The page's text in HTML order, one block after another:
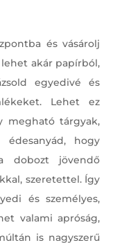
és vásárolj
akár papírból,
egyedivé és
Lehet ez
megható tárgyak,
hogy
dobozt jövendő
szeretettel. Így
és személyes,
valami apróság,
is nagyszerű